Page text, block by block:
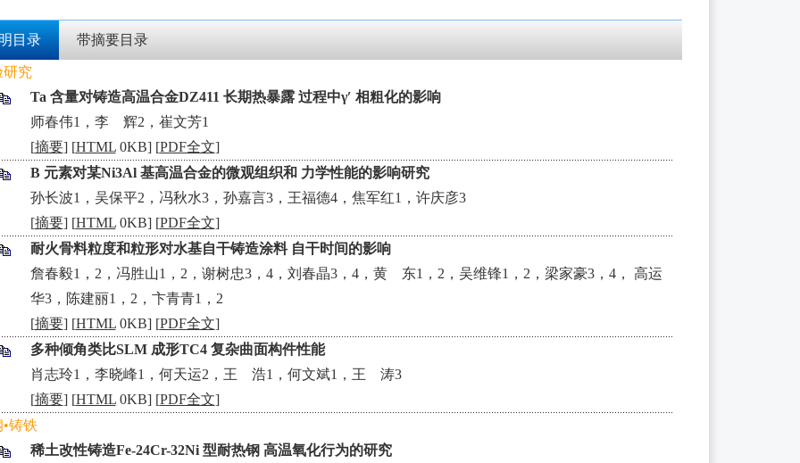
目录 带摘要目录
研究
Ta 含量对铸造高温合金DZ411 长期热暴露 过程中γ′ 相粗化的影响
师春伟1，李 辉2，崔文芳1
[摘要] [HTML0KB] [PDF全文]
B 元素对某Ni3Al 基高温合金的微观组织和 力学性能的影响研究
孙长波1，吴保平2，冯秋水3，孙嘉言3，王福德4，焦军红1，许庆彦3
[摘要] [HTML0KB] [PDF全文]
耐火骨料粒度和粒形对水基自干铸造涂料 自干时间的影响
詹春毅1，2，冯胜山1，2，谢树忠3，4，刘春晶3，4，黄 东1，2，吴维锋1，2，梁家豪3，4， 高运
华3，陈建丽1，2，卞青青1，2
[摘要] [HTML0KB] [PDF全文]
多种倾角类比SLM 成形TC4 复杂曲面构件性能
肖志玲1，李晓峰1，何天运2，王 浩1，何文斌1，王 涛3
[摘要] [HTML0KB] [PDF全文]
铸铁
稀土改性铸造Fe-24Cr-32Ni 型耐热钢 高温氧化行为的研究